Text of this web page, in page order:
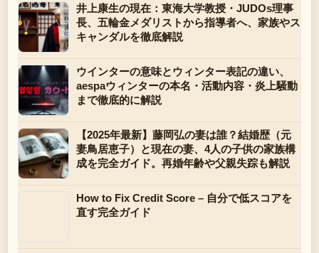
井上康生の現在：東海大学教授・JUDOs理事
長、五輪金メダリストから指導者へ、家族やス
キャンダルを徹底解説
ウインターの意味とウィンター表記の違い、
aespaウィンターの本名・活動内容・炎上騒動
まで徹底的に解説
【2025年最新】藤岡弘の妻は誰？結婚歴（元
妻鳥居恵子）と現在の妻、4人の子供の家族構
成を完全ガイド。再婚年齢や父親失踪も解説
How to Fix Credit Score – 自分で低スコアを
直す完全ガイド